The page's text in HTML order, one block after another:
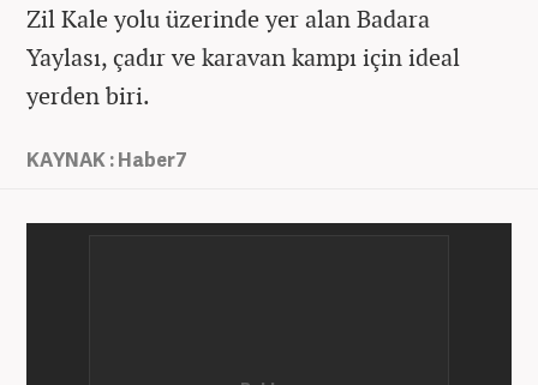
Zil Kale yolu üzerinde yer alan Badara
Yaylası, çadır ve karavan kampı için ideal
yerden biri.
KAYNAK : Haber7